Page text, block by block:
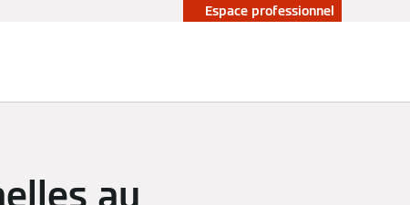
Espace professionnel